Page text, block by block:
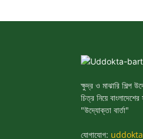
ক্ষুদ্র ও মাঝারি শিল্প
চিত্র নিয়ে
"উদ্যোক্তা বার্তা"
যোগাযোগ: